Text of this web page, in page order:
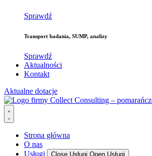
Sprawdź
Transport badania, SUMP, analizy
Sprawdź
Aktualności
Kontakt
Aktualne dotacje
Strona główna
O nas
Usługi
Close Usługi Open Usługi